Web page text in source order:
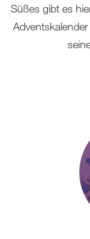
Süßes gibt es